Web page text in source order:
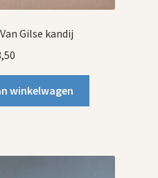
Gilse kandij
winkelwagen